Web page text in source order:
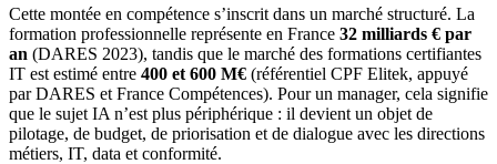
Cette montée en compétence s’inscrit dans un marché structuré. La
formation professionnelle représente en France 32 milliards € par
an (DARES 2023), tandis que le marché des formations certifiantes
IT est estimé entre 400 et 600 M€ (référentiel CPF Elitek, appuyé
par DARES et France Compétences). Pour un manager, cela signifie
que le sujet IA n’est plus périphérique : il devient un objet de
pilotage, de budget, de priorisation et de dialogue avec les directions
métiers, IT, data et conformité.